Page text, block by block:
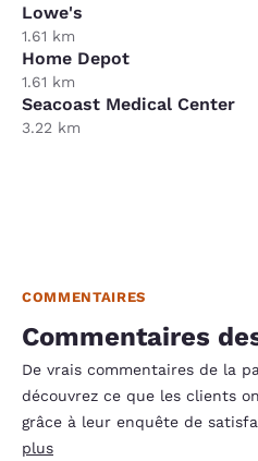
Lowe's
1.61 km
Home Depot
1.61 km
Seacoast Medical Center
3.22 km
COMMENTAIRES
Commentaires
De vrais commentaires de la
découvrez ce que les clients
grâce à leur enquête de
plus